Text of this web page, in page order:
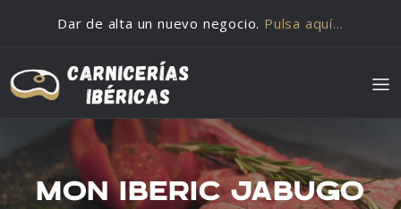
Dar de alta un nuevo negocio. Pulsa aquí…
MON IBERIC JABUGO